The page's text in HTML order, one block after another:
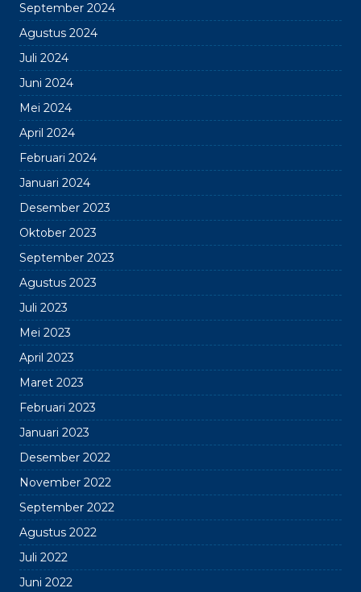
September 2024
Agustus 2024
Juli 2024
Juni 2024
Mei 2024
April 2024
Februari 2024
Januari 2024
Desember 2023
Oktober 2023
September 2023
Agustus 2023
Juli 2023
Mei 2023
April 2023
Maret 2023
Februari 2023
Januari 2023
Desember 2022
November 2022
September 2022
Agustus 2022
Juli 2022
Juni 2022